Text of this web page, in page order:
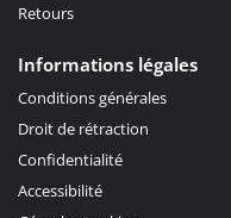
Retours
Informations légales
Conditions générales
Droit de rétraction
Confidentialité
Accessibilité